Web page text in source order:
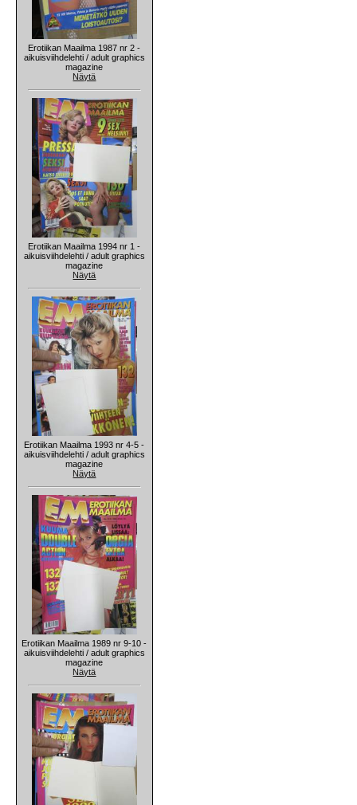
Erotiikan Maailma 1987 nr 2 -
aikuisviihdelehti / adult graphics
magazine
Näytä
Erotiikan Maailma 1994 nr 1 -
aikuisviihdelehti / adult graphics
magazine
Näytä
Erotiikan Maailma 1993 nr 4-5 -
aikuisviihdelehti / adult graphics
magazine
Näytä
Erotiikan Maailma 1989 nr 9-10 -
aikuisviihdelehti / adult graphics
magazine
Näytä